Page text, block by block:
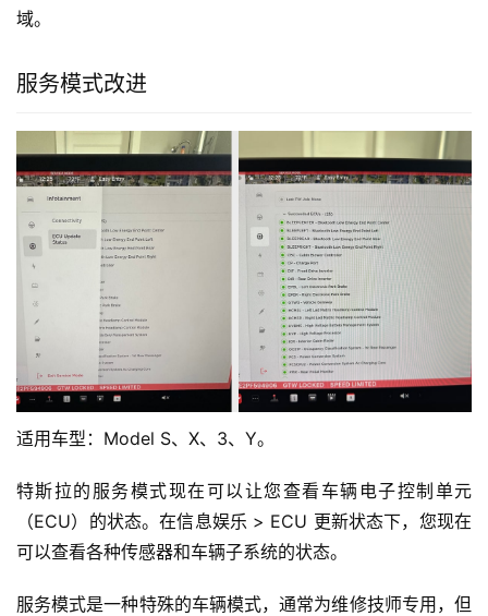
域。
服务模式改进
适用车型：Model S、X、3、Y。
特斯拉的服务模式现在可以让您查看车辆电子控制单元
（ECU）的状态。在信息娱乐 > ECU 更新状态下，您现在
可以查看各种传感器和车辆子系统的状态。
服务模式是一种特殊的车辆模式，通常为维修技师专用，但